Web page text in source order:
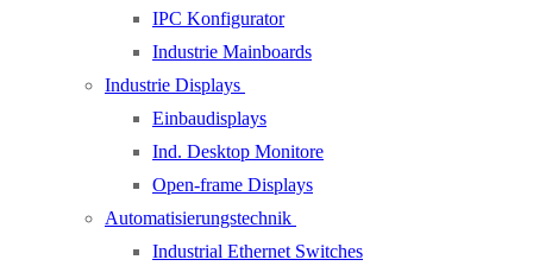
IPC Konfigurator
Industrie Mainboards
Industrie Displays
Einbaudisplays
Ind. Desktop Monitore
Open-frame Displays
Automatisierungstechnik
Industrial Ethernet Switches